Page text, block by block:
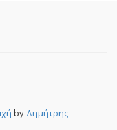
by Δημήτρης